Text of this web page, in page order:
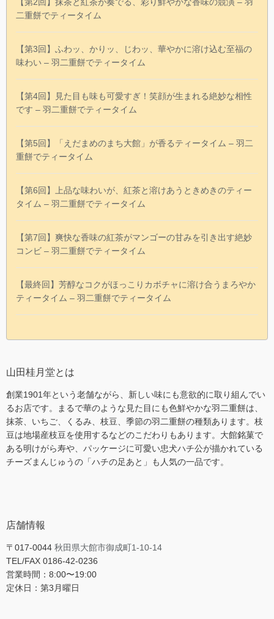
二重餅でティータイム
【第3回】ふわッ、かりッ、じわッ、華やかに溶け込む至福の
味わい – 羽二重餅でティータイム
【第4回】見た目も味も可愛すぎ！笑顔が生まれる絶妙な相性
です – 羽二重餅でティータイム
【第5回】「えだまめのまち大館」が香るティータイム – 羽二
重餅でティータイム
【第6回】上品な味わいが、紅茶と溶けあうときめきのティー
タイム – 羽二重餅でティータイム
【第7回】爽快な香味の紅茶がマンゴーの甘みを引き出す絶妙
コンビ – 羽二重餅でティータイム
【最終回】芳醇なコクがほっこりカボチャに溶け合うまろやか
ティータイム – 羽二重餅でティータイム
山田桂月堂とは
創業1901年という老舗ながら、新しい味にも意欲的に取り組んでい
るお店です。まるで華のような見た目にも色鮮やかな羽二重餅は、
抹茶、いちご、くるみ、枝豆、季節の羽二重餅の種類あります。枝
豆は地場産枝豆を使用するなどのこだわりもあります。大館銘菓で
ある明けがら寿や、パッケージに可愛い忠犬ハチ公が描かれている
チーズまんじゅうの「ハチの足あと」も人気の一品です。
店舗情報
〒017-0044 秋田県大館市御成町1-10-14
TEL/FAX 0186-42-0236
営業時間：8:00〜19:00
定休日：第3月曜日